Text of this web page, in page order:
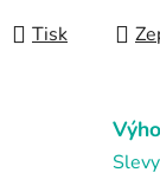
Tisk